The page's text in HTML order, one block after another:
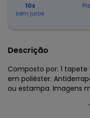
10x
sem juros
Descrição
Composto por: 1
em poliéster.
ou estampa. Imagens
Jolitex - Tapete